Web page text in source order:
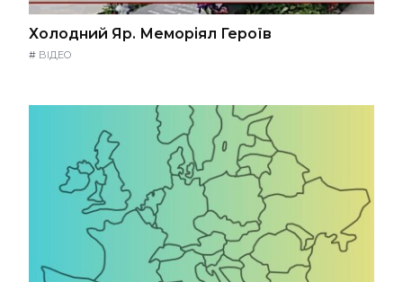
Холодний Яр. Меморіял Героїв
# ВІДЕО